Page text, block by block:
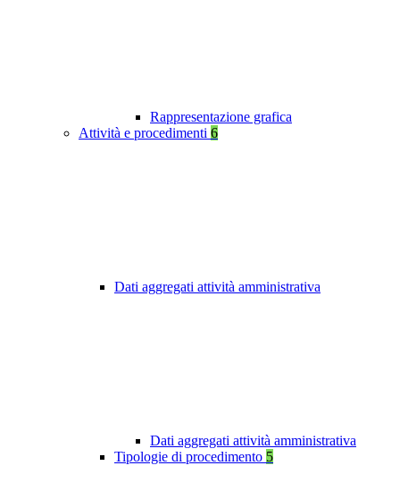
Rappresentazione grafica
Attività e procedimenti 6
Dati aggregati attività amministrativa
Dati aggregati attività amministrativa
Tipologie di procedimento 5